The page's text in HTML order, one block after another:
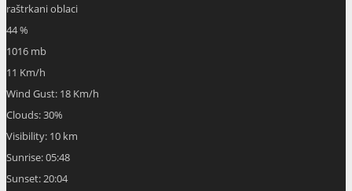
raštrkani oblaci
44 %
1016 mb
11 Km/h
Wind Gust: 18 Km/h
Clouds:30%
Visibility: 10 km
Sunrise:05:48
Sunset:20:04